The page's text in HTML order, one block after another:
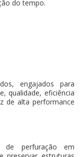
do tempo.
engajados para
qualidade, eficiência
de alta performance
de perfuração em